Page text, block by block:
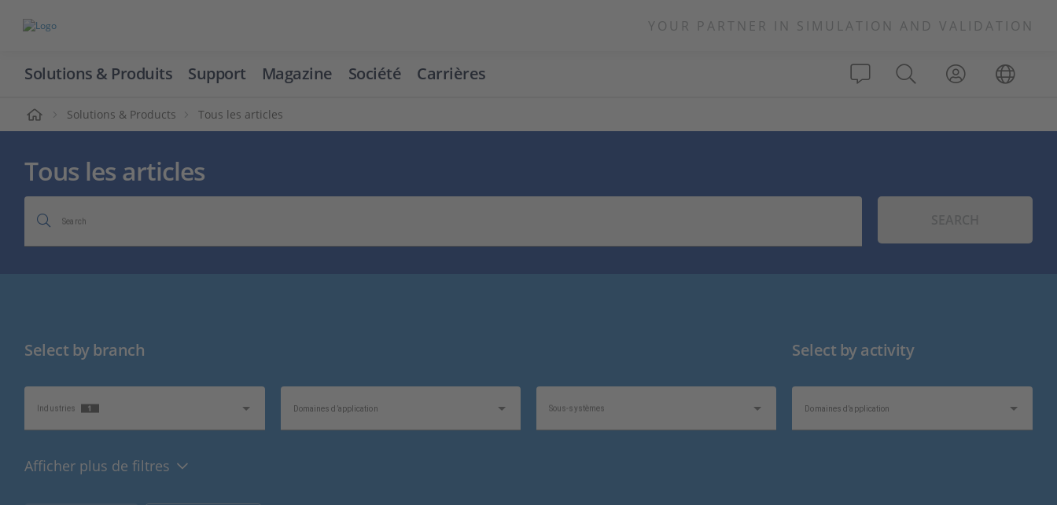
YOUR PARTNER IN SIMULATION AND VALIDATION
Solutions & Produits Support Magazine Société Carrières
Solutions & Products Tous les articles
Tous les articles
Search
Select by branch
Industries 1 Domaines d’application Sous-systèmes
Select by activity
Domaines d’application
Afficher plus de filtres